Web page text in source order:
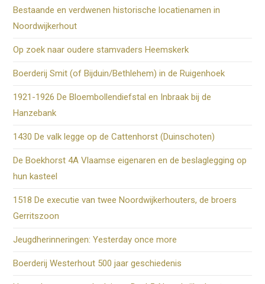
Bestaande en verdwenen historische locatienamen in
Noordwijkerhout
Op zoek naar oudere stamvaders Heemskerk
Boerderij Smit (of Bijduin/Bethlehem) in de Ruigenhoek
1921-1926 De Bloembollendiefstal en Inbraak bij de
Hanzebank
1430 De valk legge op de Cattenhorst (Duinschoten)
De Boekhorst 4A Vlaamse eigenaren en de beslaglegging op
hun kasteel
1518 De executie van twee Noordwijkerhouters, de broers
Gerritszoon
Jeugdherinneringen: Yesterday once more
Boerderij Westerhout 500 jaar geschiedenis